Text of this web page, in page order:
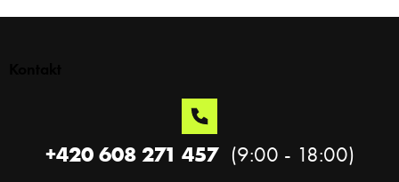
+420 608 271 457